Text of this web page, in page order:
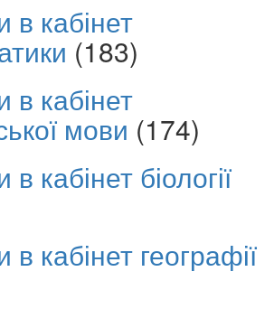
в кабінет
(183)
в кабінет
мови (174)
кабінет біології
кабінет географії